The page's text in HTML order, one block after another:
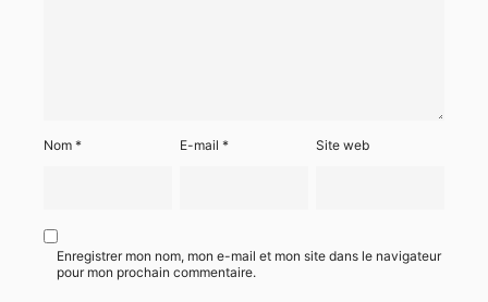
Nom * E-mail* Site web
Enregistrer mon nom, mon e-mail et mon site dans le navigateur
pour mon prochain commentaire.